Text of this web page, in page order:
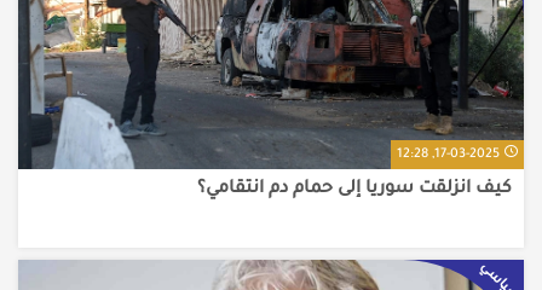
17-03-2025, 12:28
كيف انزلقت سوريا إلى حمام دم انتقامي؟